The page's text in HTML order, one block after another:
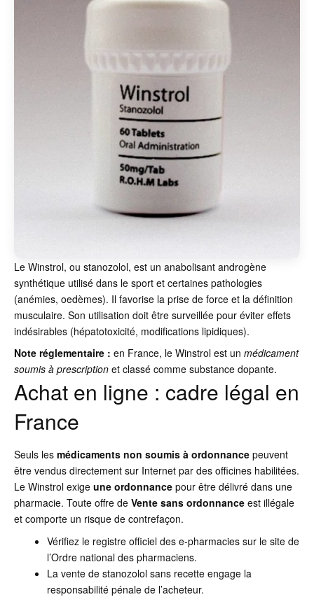
Le Winstrol, ou stanozolol, est un anabolisant androgène
synthétique utilisé dans le sport et certaines pathologies
(anémies, oedèmes). Il favorise la prise de force et la définition
musculaire. Son utilisation doit être surveillée pour éviter effets
indésirables (hépatotoxicité, modifications lipidiques).
Note réglementaire : en France, le Winstrol est un médicament
soumis à prescription et classé comme substance dopante.
Achat en ligne : cadre légal en
France
Seuls les médicaments non soumis à ordonnance peuvent
être vendus directement sur Internet par des officines habilitées.
Le Winstrol exige une ordonnance pour être délivré dans une
pharmacie. Toute offre de Vente sans ordonnance est illégale
et comporte un risque de contrefaçon.
Vérifiez le registre officiel des e-pharmacies sur le site de
l’Ordre national des pharmaciens.
La vente de stanozolol sans recette engage la
responsabilité pénale de l’acheteur.